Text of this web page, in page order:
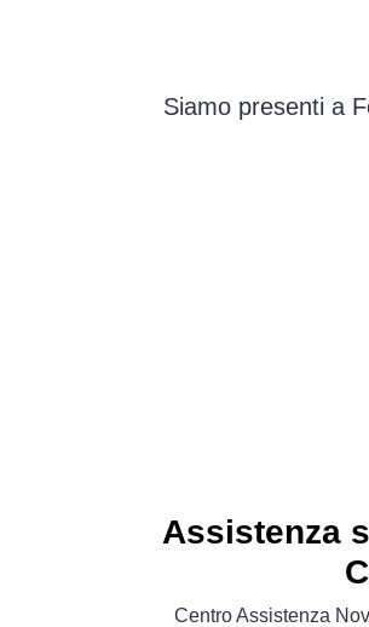
Siamo presenti a
Assistenza
Centro Assistenza